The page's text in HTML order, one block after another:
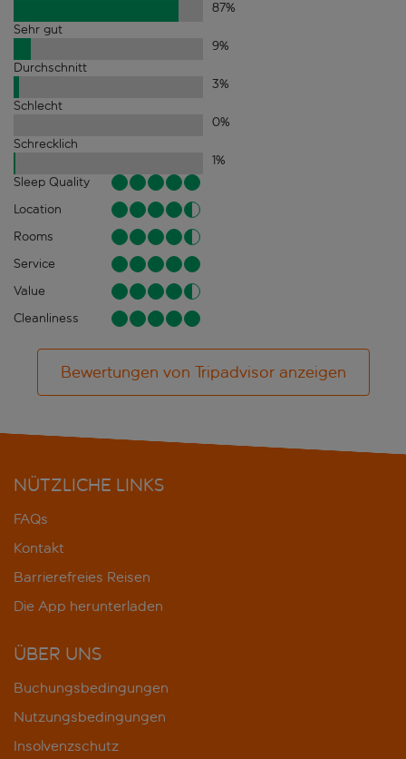
87%
Sehr gut
9%
Durchschnitt
3%
Schlecht
0%
Schrecklich
1%
Sleep Quality
Location
Rooms
Service
Value
Cleanliness
Bewertungen von Tripadvisor anzeigen
NÜTZLICHE LINKS
FAQs
Kontakt
Barrierefreies Reisen
Die App herunterladen
ÜBER UNS
Buchungsbedingungen
Nutzungsbedingungen
Insolvenzschutz